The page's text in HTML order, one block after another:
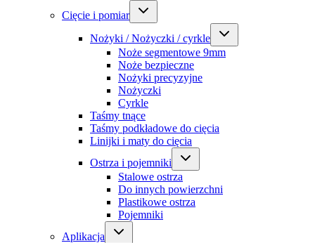
Cięcie i pomiar
Nożyki / Nożyczki / cyrkle
Noże segmentowe 9mm
Noże bezpieczne
Nożyki precyzyjne
Nożyczki
Cyrkle
Taśmy tnące
Taśmy podkładowe do cięcia
Linijki i maty do cięcia
Ostrza i pojemniki
Stalowe ostrza
Do innych powierzchni
Plastikowe ostrza
Pojemniki
Aplikacja